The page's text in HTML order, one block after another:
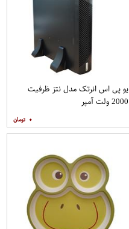
یو پی اس انرتک مدل نتز ظرفیت
2000 ولت آمپر
۰